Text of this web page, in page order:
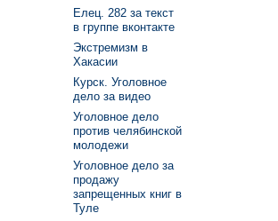
Елец. 282 за текст
в группе вконтакте
Экстремизм в
Хакасии
Курск. Уголовное
дело за видео
Уголовное дело
против челябинской
молодежи
Уголовное дело за
продажу
запрещенных книг в
Туле